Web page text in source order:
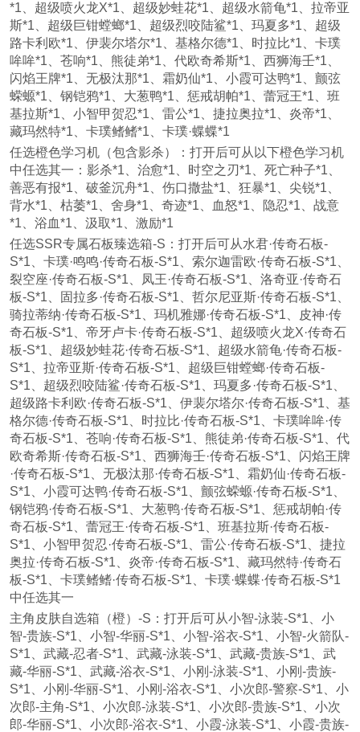
*1、超级喷火龙X*1、超级妙蛙花*1、超级水箭龟*1、拉帝亚
斯*1、超级巨钳螳螂*1、超级烈咬陆鲨*1、玛夏多*1、超级
路卡利欧*1、伊裴尔塔尔*1、基格尔德*1、时拉比*1、卡璞
哞哞*1、苍响*1、熊徒弟*1、代欧奇希斯*1、西狮海壬*1、
闪焰王牌*1、无极汰那*1、霜奶仙*1、小霞可达鸭*1、颤弦
蝾螈*1、钢铠鸦*1、大葱鸭*1、惩戒胡帕*1、蕾冠王*1、班
基拉斯*1、小智甲贺忍*1、雷公*1、捷拉奥拉*1、炎帝*1、
藏玛然特*1、卡璞鳍鳍*1、卡璞·蝶蝶*1
任选橙色学习机（包含影杀）：打开后可从以下橙色学习机
中任选其一：影杀*1、治愈*1、时空之刃*1、死亡种子*1、
善恶有报*1、破釜沉舟*1、伤口撒盐*1、狂暴*1、尖锐*1、
背水*1、枯萎*1、舍身*1、奇迹*1、血怒*1、隐忍*1、战意
*1、浴血*1、汲取*1、激励*1
任选SSR专属石板臻选箱-S：打开后可从水君·传奇石板-
S*1、卡璞·鸣鸣·传奇石板-S*1、索尔迦雷欧·传奇石板-S*1、
裂空座·传奇石板-S*1、凤王·传奇石板-S*1、洛奇亚·传奇石
板-S*1、固拉多·传奇石板-S*1、哲尔尼亚斯·传奇石板-S*1、
骑拉蒂纳·传奇石板-S*1、玛机雅娜·传奇石板-S*1、皮神·传
奇石板-S*1、帝牙卢卡·传奇石板-S*1、超级喷火龙X·传奇石
板-S*1、超级妙蛙花·传奇石板-S*1、超级水箭龟·传奇石板-
S*1、拉帝亚斯·传奇石板-S*1、超级巨钳螳螂·传奇石板-
S*1、超级烈咬陆鲨·传奇石板-S*1、玛夏多·传奇石板-S*1、
超级路卡利欧·传奇石板-S*1、伊裴尔塔尔·传奇石板-S*1、基
格尔德·传奇石板-S*1、时拉比·传奇石板-S*1、卡璞哞哞·传
奇石板-S*1、苍响·传奇石板-S*1、熊徒弟·传奇石板-S*1、代
欧奇希斯·传奇石板-S*1、西狮海壬·传奇石板-S*1、闪焰王牌
·传奇石板-S*1、无极汰那·传奇石板-S*1、霜奶仙·传奇石板-
S*1、小霞可达鸭·传奇石板-S*1、颤弦蝾螈·传奇石板-S*1、
钢铠鸦·传奇石板-S*1、大葱鸭·传奇石板-S*1、惩戒胡帕·传
奇石板-S*1、蕾冠王·传奇石板-S*1、班基拉斯·传奇石板-
S*1、小智甲贺忍·传奇石板-S*1、雷公·传奇石板-S*1、捷拉
奥拉·传奇石板-S*1、炎帝·传奇石板-S*1、藏玛然特·传奇石
板-S*1、卡璞鳍鳍·传奇石板-S*1、卡璞·蝶蝶·传奇石板-S*1
中任选其一
主角皮肤自选箱（橙）-S：打开后可从小智-泳装-S*1、小
智-贵族-S*1、小智-华丽-S*1、小智-浴衣-S*1、小智-火箭队-
S*1、武藏-忍者-S*1、武藏-泳装-S*1、武藏-贵族-S*1、武
藏-华丽-S*1、武藏-浴衣-S*1、小刚-泳装-S*1、小刚-贵族-
S*1、小刚-华丽-S*1、小刚-浴衣-S*1、小次郎-警察-S*1、小
次郎-主角-S*1、小次郎-泳装-S*1、小次郎-贵族-S*1、小次
郎-华丽-S*1、小次郎-浴衣-S*1、小霞-泳装-S*1、小霞-贵族-